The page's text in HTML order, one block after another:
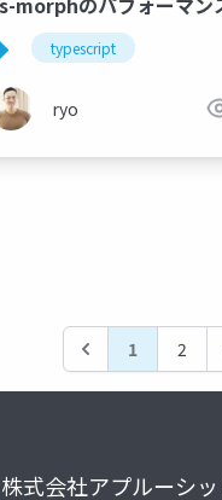
typescript
ryo
1 2
式会社アプルーシッ